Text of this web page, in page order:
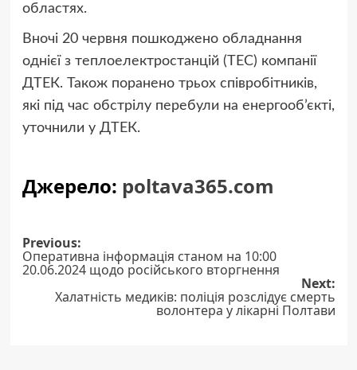
областях.
Вночі 20 червня пошкоджено обладнання
однієї з теплоелектростанцій (ТЕС) компанії
ДТЕК. Також поранено трьох співробітників,
які під час обстрілу перебули на енергооб’єкті,
уточнили у ДТЕК.
Джерело: poltava365.com
Post
navigation
Previous:
Оперативна інформація станом на 10:00
20.06.2024 щодо російського вторгнення
Next:
Халатність медиків: поліція розслідує смерть
волонтера у лікарні Полтави